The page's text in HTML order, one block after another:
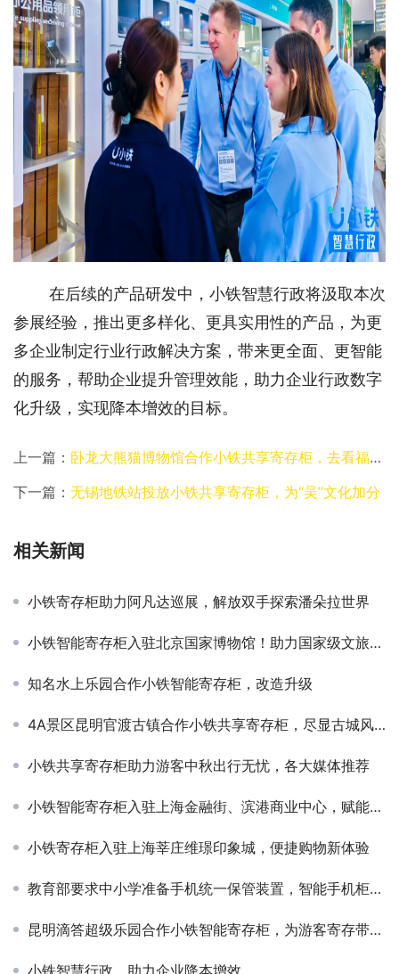
在后续的产品研发中，小铁智慧行政将汲取本次
参展经验，推出更多样化、更具实用性的产品，为更
多企业制定行业行政解决方案，带来更全面、更智能
的服务，帮助企业提升管理效能，助力企业行政数字
化升级，实现降本增效的目标。
上一篇： 卧龙大熊猫博物馆合作小铁共享寄存柜，去看福宝也可以寄存行李了
下一篇： 无锡地铁站投放小铁共享寄存柜，为“吴”文化加分
相关新闻
小铁寄存柜助力阿凡达巡展，解放双手探索潘朵拉世界
小铁智能寄存柜入驻北京国家博物馆！助力国家级文旅服务智能化升级
知名水上乐园合作小铁智能寄存柜，改造升级
4A景区昆明官渡古镇合作小铁共享寄存柜，尽显古城风采
小铁共享寄存柜助力游客中秋出行无忧，各大媒体推荐
小铁智能寄存柜入驻上海金融街、滨港商业中心，赋能商圈服务升级
小铁寄存柜入驻上海莘庄维璟印象城，便捷购物新体验
教育部要求中小学准备手机统一保管装置，智能手机柜来帮忙
昆明滴答超级乐园合作小铁智能寄存柜，为游客寄存带来便利
小铁智慧行政，助力企业降本增效